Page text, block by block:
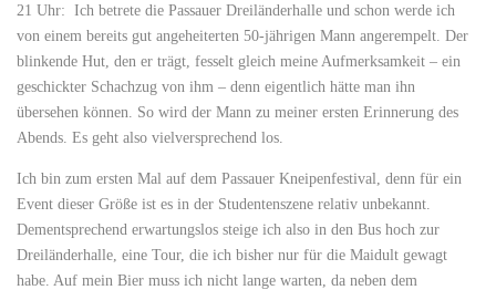
21 Uhr: Ich betrete die Passauer Dreiländerhalle und schon werde ich
von einem bereits gut angeheiterten 50-jährigen Mann angerempelt. Der
blinkende Hut, den er trägt, fesselt gleich meine Aufmerksamkeit – ein
geschickter Schachzug von ihm – denn eigentlich hätte man ihn
übersehen können. So wird der Mann zu meiner ersten Erinnerung des
Abends. Es geht also vielversprechend los.
Ich bin zum ersten Mal auf dem Passauer Kneipenfestival, denn für ein
Event dieser Größe ist es in der Studentenszene relativ unbekannt.
Dementsprechend erwartungslos steige ich also in den Bus hoch zur
Dreiländerhalle, eine Tour, die ich bisher nur für die Maidult gewagt
habe. Auf mein Bier muss ich nicht lange warten, da neben dem